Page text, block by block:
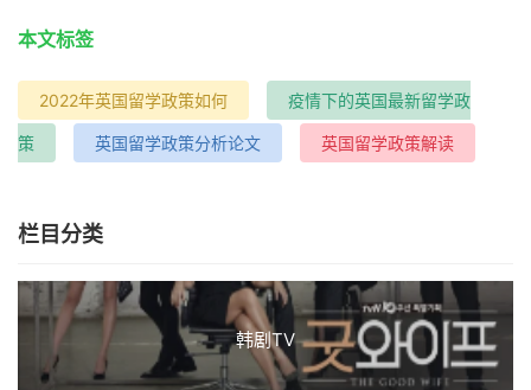
本文标签
2022年英国留学政策如何 疫情下的英国最新留学政
策 英国留学政策分析论文 英国留学政策解读
栏目分类
韩剧TV